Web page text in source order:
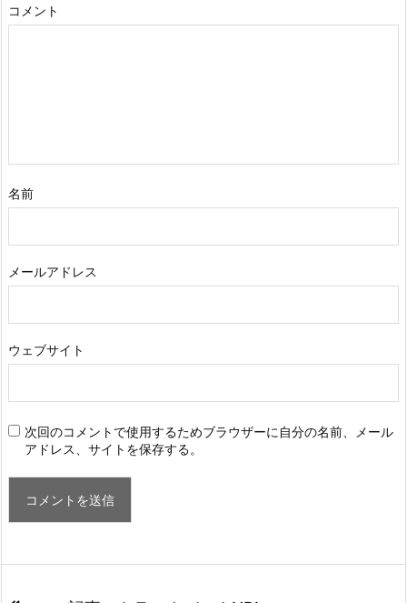
コメント
名前
メールアドレス
ウェブサイト
次回のコメントで使用するためブラウザーに自分の名前、メール
アドレス、サイトを保存する。